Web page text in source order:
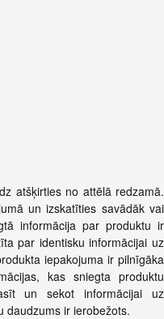
atšķirties no attēlā redzamā.
un izskatīties savādāk vai
informācija par produktu ir
par identisku informācijai uz
iepakojuma ir pilnīgāka
kas sniegta produktu
un sekot informācijai uz
daudzums ir ierobežots.